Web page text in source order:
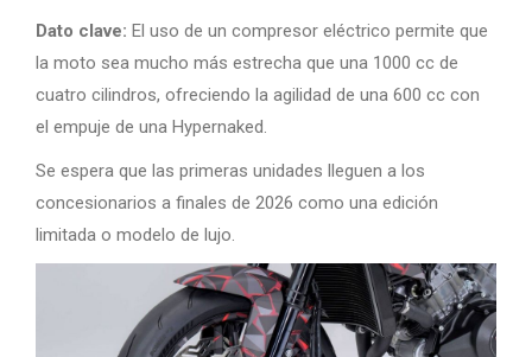
Dato clave: El uso de un compresor eléctrico permite que
la moto sea mucho más estrecha que una 1000 cc de
cuatro cilindros, ofreciendo la agilidad de una 600 cc con
el empuje de una Hypernaked.
Se espera que las primeras unidades lleguen a los
concesionarios a finales de 2026 como una edición
limitada o modelo de lujo.